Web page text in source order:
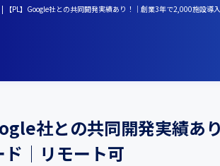
【PL】Google社との共同開発実績あり！│創業3年で2,000施設
社との共同開発実績
ド│リモート可